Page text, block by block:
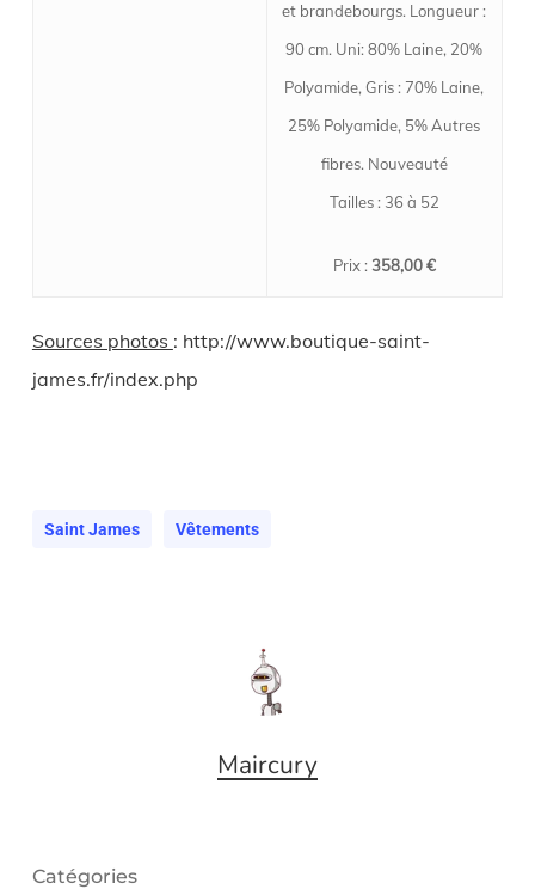
et brandebourgs. Longueur :
90 cm. Uni: 80% Laine, 20%
Polyamide, Gris : 70% Laine,
25% Polyamide, 5% Autres
fibres. Nouveauté
Tailles : 36 à 52
Prix :358,00 €
Sources photos : http://www.boutique-saint-
james.fr/index.php
Saint James Vêtements
Maircury
Catégories